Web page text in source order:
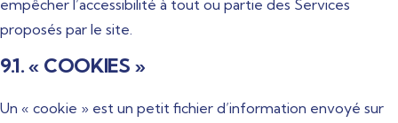
empêcher l’accessibilité à tout ou partie des Services
proposés par le site.
9.1. « COOKIES »
Un « cookie » est un petit fichier d’information envoyé sur